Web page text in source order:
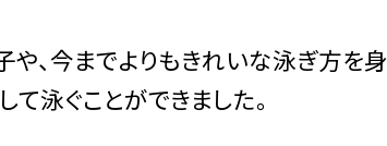
、今までよりもきれいな泳ぎ方を身
泳ぐことができました。